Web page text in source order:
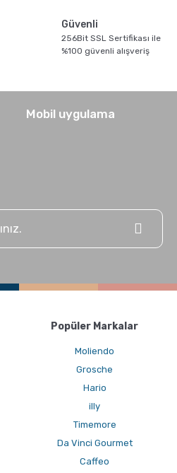
Güvenli
256Bit SSL Sertifikası ile
%100 güvenli alışveriş
Mobil uygulama
Popüler Markalar
Moliendo
Grosche
Hario
illy
Timemore
Da Vinci Gourmet
Caffeo